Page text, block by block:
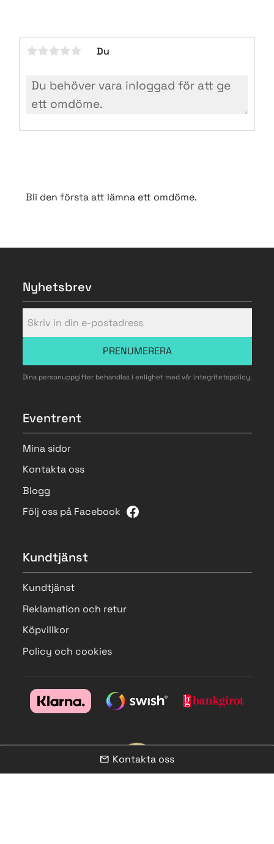
Du
Bli den första att lämna ett omdöme.
Nyhetsbrev
PRENUMERERA
Dina personuppgifter behandlas i enlighet med vår integritetspolicy.
Eventrent
Mina sidor
Kontakta oss
Blogg
Följ oss på Facebook
Kundtjänst
Kundtjänst
Reklamation och retur
Köpvillkor
Policy och cookies
mail Kontakta oss